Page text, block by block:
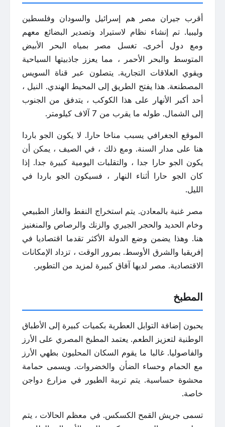
أقرب جيران مصر هم إسرائيل والسودان وفلسطين
وليبيا. تم إنشاء نظام لاستيراد وتصدير البضائع معهم
ومع دول أخرى. تغسل مصر بمياه البحر الأبيض
المتوسط والبحر الأحمر ، مما يعزز جاذبيتها السياحية
ويقوي العلاقات التجارية. يتصلون عبر قناة السويس
المصطنعة. هذا يفتح الطريق إلى المحيط الهندي. النيل ،
أحد أكبر الأنهار على هذا الكوكب ، يتدفق من الجنوب
إلى الشمال. طوله ما يقرب من 7 آلاف كيلومتر.
الموقع الجغرافي يسبب مناخا حارا. لا يكون الجو باردا
هنا على مدار السنة. ومع ذلك ، في الصيف ، يمكن أن
يكون الجو حارا جدا ، والتقلبات اليومية كبيرة جدا. إذا
كان الجو حارا أثناء النهار ، فسيكون الجو باردا في
الليل.
مصر غنية بالمعادن. يتم استخراج النفط والغاز الطبيعي
وخام الحديد والحجر الجيري والزنك والرصاص والمنغنيز
هنا. وهذا يضمن وضع الدولة الأكثر تقدما اقتصاديا في
إفريقيا والشرق الأوسط. بمرور الوقت ، تزداد الإمكانات
الاقتصادية. مصر لديها آفاق كبيرة لمزيد من التطوير.
المطبخ
يحبون إضافة التوابل العطرية بكميات كبيرة إلى الأطباق
الوطنية لتعزيز الطعم. يعتمد المطبخ المصري على الأرز
والفاصوليا. غالبا ما يقوم السكان المحليون بطهي الأرز
مع الحمام وحساء الضأن والخضروات. ويسمى حمامة
محشوة حساسية. يتم تربية الطيور في مزارع دواجن
خاصة.
تسمى جريش القمح الكسكس. في معظم الحالات ، يتم